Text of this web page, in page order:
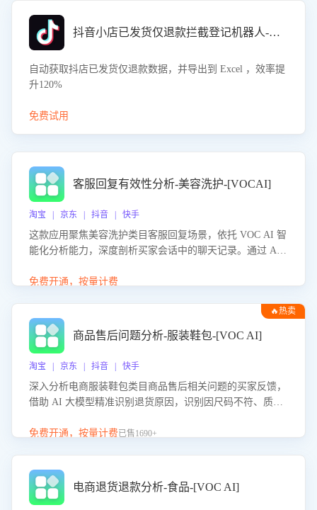
抖音小店已发货仅退款拦截登记机器人-八爪鱼
自动获取抖店已发货仅退款数据，并导出到 Excel ，效率提
升120%
免费试用
客服回复有效性分析-美容洗护-[VOCAI]
淘宝 | 京东 | 抖音 | 快手
这款应用聚焦美容洗护类目客服回复场景，依托 VOC AI 智
能化分析能力，深度剖析买家会话中的聊天记录。通过 AI
答的有效性与完整性，输出针对性改进策略，助力商家快速
免费开通，按量计费
🔥热卖
商品售后问题分析-服装鞋包-[VOC AI]
淘宝 | 京东 | 抖音 | 快手
深入分析电商服装鞋包类目商品售后相关问题的买家反馈，
借助 AI 大模型精准识别退货原因，识别因尺码不符、质量
议，助力商家优化产品或服务，实现销售额的显著提升。
免费开通，按量计费已售1690+
电商退货退款分析-食品-[VOC AI]